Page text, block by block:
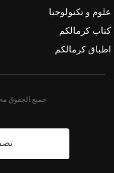
علوم و تكنولوجيا
كتاب كرمالكم
اطباق كرمالكم
جميع الحقوق